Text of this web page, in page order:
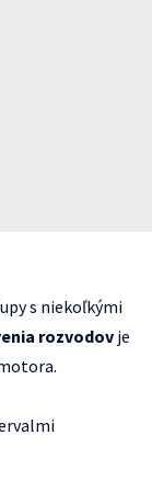
s niekoľkými
rozvodov je